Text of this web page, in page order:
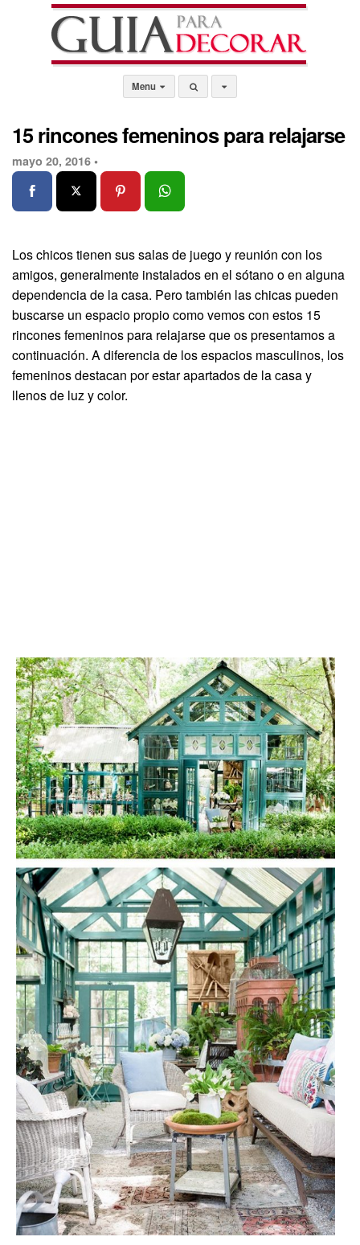
Menu
15 rincones femeninos para relajarse
mayo 20, 2016 •
Los chicos tienen sus salas de juego y reunión con los
amigos, generalmente instalados en el sótano o en alguna
dependencia de la casa. Pero también las chicas pueden
buscarse un espacio propio como vemos con estos 15
rincones femeninos para relajarse que os presentamos a
continuación. A diferencia de los espacios masculinos, los
femeninos destacan por estar apartados de la casa y
llenos de luz y color.